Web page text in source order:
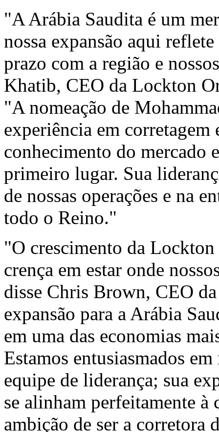
"A Arábia Saudita é um
nossa expansão aqui
prazo com a região e
Khatib, CEO da Lockton
"A nomeação de
experiência em
conhecimento do mercado
primeiro lugar. Sua
de nossas operações e na
todo o Reino."
"O crescimento da
crença em estar onde
disse Chris Brown, CEO
expansão para a Arábia
em uma das economias
Estamos entusiasmados
equipe de liderança; sua
se alinham perfeitamente
ambição de ser a corretora